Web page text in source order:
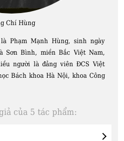
Chí Hùng
Phạm Mạnh Hùng, sinh ngày
Sơn Bình, miền Bắc Việt Nam,
người là đảng viên ĐCS Việt
Bách khoa Hà Nội, khoa Công
của 5 tác phẩm: